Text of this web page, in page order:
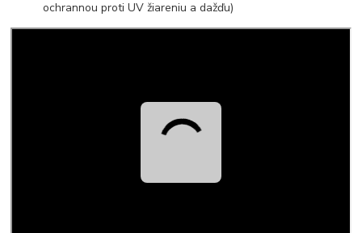
ochrannou proti UV žiareniu a dažďu)